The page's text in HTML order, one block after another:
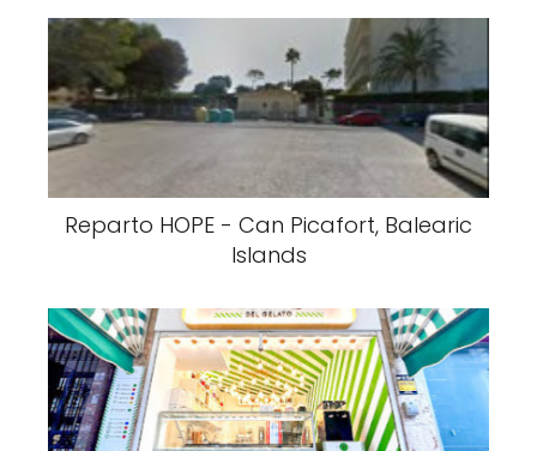
Reparto HOPE - Can Picafort, Balearic
Islands